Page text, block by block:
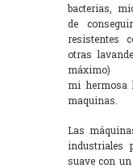
bacterias,
de
resistentes
otras
máximo)
mi hermosa
maquinas.
Las
industriales
suave con